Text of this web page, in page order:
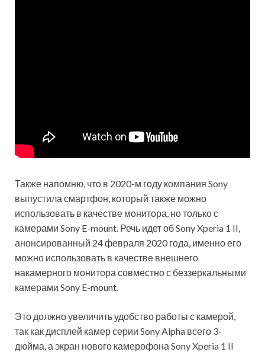
Также напомню, что в 2020-м году компания Sony
выпустила смартфон, который также можно
использовать в качестве монитора, но только с
камерами Sony E-mount. Речь идет об Sony Xperia 1 II,
анонсированный 24 февраля 2020 года, именно его
можно использовать в качестве внешнего
накамерного монитора совместно с беззеркальными
камерами Sony E-mount.
Это должно увеличить удобство работы с камерой,
так как дисплей камер серии Sony Alpha всего 3-
дюйма, а экран нового камерофона Sony Xperia 1 II